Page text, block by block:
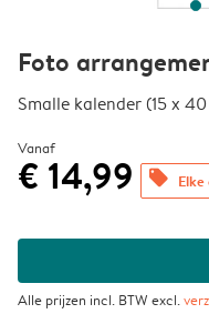
Foto
Smalle kalender (15 x
Vanaf
€ 14,99 offers
Alle prijzen incl. BTW excl.